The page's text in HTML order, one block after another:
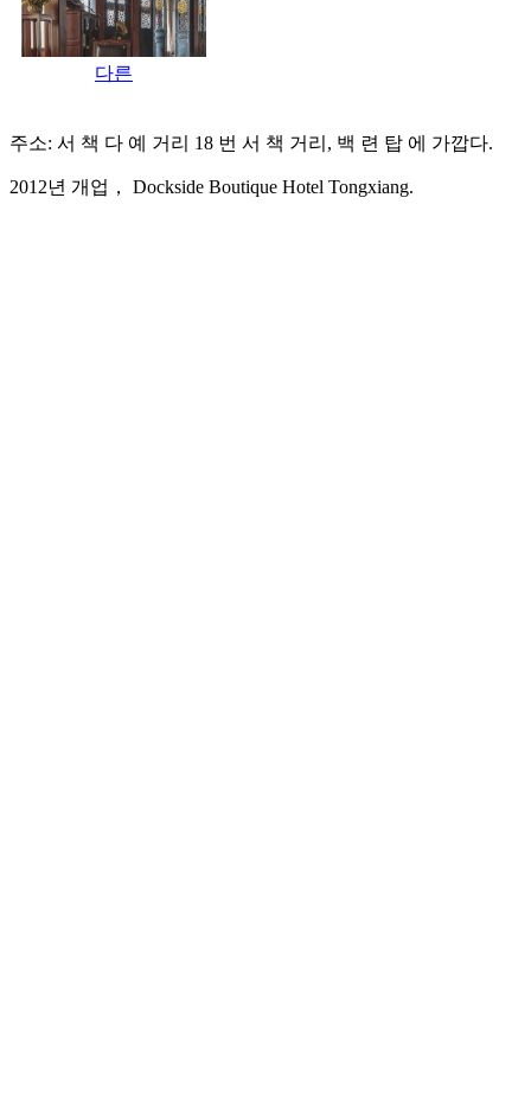
다른
주소: 서 책 다 예 거리 18 번 서 책 거리, 백 련 탑 에 가깝다.
2012년 개업， Dockside Boutique Hotel Tongxiang.